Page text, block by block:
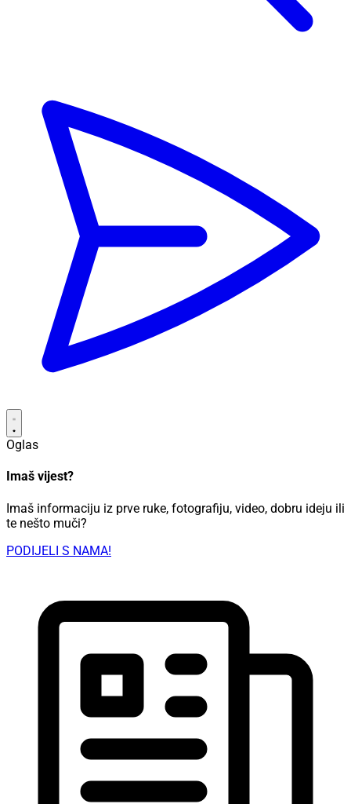
Oglas
Imaš vijest?
Imaš informaciju iz prve ruke, fotografiju, video, dobru ideju ili
te nešto muči?
PODIJELI S NAMA!